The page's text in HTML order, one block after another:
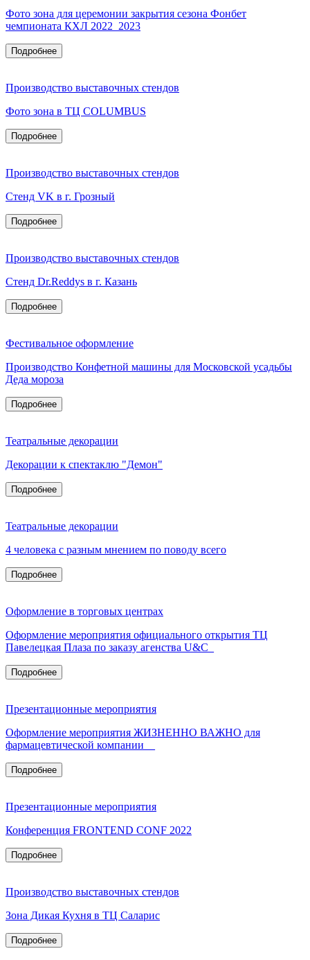
Фото зона для церемонии закрытия сезона Фонбет
чемпионата КХЛ 2022_2023
Подробнее
Производство выставочных стендов
Фото зона в ТЦ COLUMBUS
Подробнее
Производство выставочных стендов
Стенд VK в г. Грозный
Подробнее
Производство выставочных стендов
Стенд Dr.Reddys в г. Казань
Подробнее
Фестивальное оформление
Производство Конфетной машины для Московской усадьбы
Деда мороза
Подробнее
Театральные декорации
Декорации к спектаклю "Демон"
Подробнее
Театральные декорации
4 человека с разным мнением по поводу всего
Подробнее
Оформление в торговых центрах
Оформление мероприятия официального открытия ТЦ
Павелецкая Плаза по заказу агенства U&C_
Подробнее
Презентационные мероприятия
Оформление мероприятия ЖИЗНЕННО ВАЖНО для
фармацевтической компании__
Подробнее
Презентационные мероприятия
Конференция FRONTEND CONF 2022
Подробнее
Производство выставочных стендов
Зона Дикая Кухня в ТЦ Саларис
Подробнее